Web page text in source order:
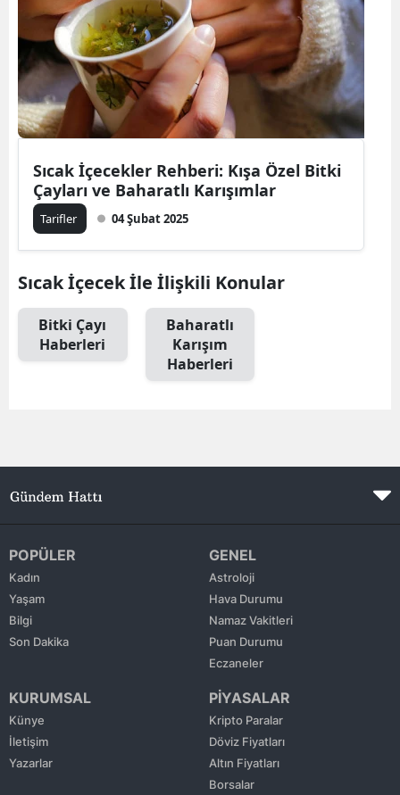
Bilecik
Bingöl
Bitlis
Burdur
Bursa
Çorum
Diyarbakır
Erzurum
Eskişehir
Gaziantep
Giresun
Gümüşhane
Hatay
Isparta
Sıcak İçecekler Rehberi: Kışa Özel Bitki
Çayları ve Baharatlı Karışımlar
Tarifler 04 Şubat 2025
Sıcak İçecek İle İlişkili Konular
Bitki Çayı
Haberleri
Baharatlı
Karışım
Haberleri
POPÜLER
Kadın
Yaşam
Bilgi
Son Dakika
GENEL
Astroloji
Hava Durumu
Namaz Vakitleri
Puan Durumu
Eczaneler
KURUMSAL
Künye
İletişim
Yazarlar
PİYASALAR
Kripto Paralar
Döviz Fiyatları
Altın Fiyatları
Borsalar